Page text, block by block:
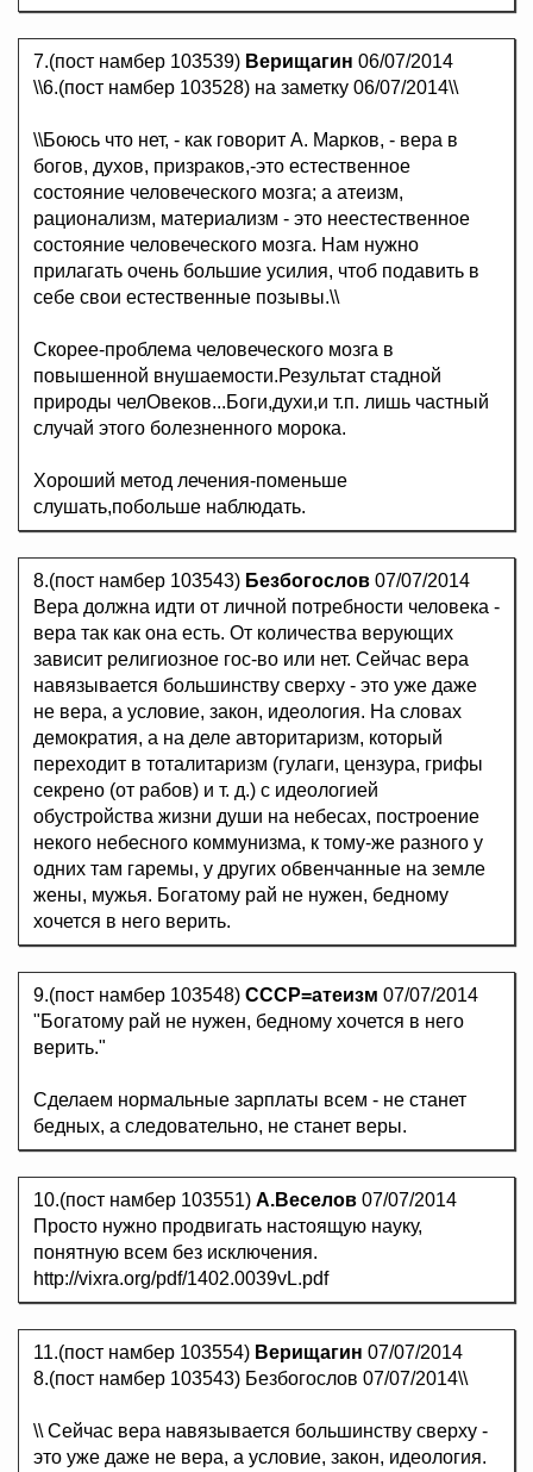
7.(пост намбер 103539) Верищагин 06/07/2014
\\6.(пост намбер 103528) на заметку 06/07/2014\\
\\Боюсь что нет, - как говорит А. Марков, - вера в
богов, духов, призраков,-это естественное
состояние человеческого мозга; а атеизм,
рационализм, материализм - это неестественное
состояние человеческого мозга. Нам нужно
прилагать очень большие усилия, чтоб подавить в
себе свои естественные позывы.\\
Скорее-проблема человеческого мозга в
повышенной внушаемости.Результат стадной
природы челОвеков...Боги,духи,и т.п. лишь частный
случай этого болезненного морока.
Хороший метод лечения-поменьше
слушать,побольше наблюдать.
8.(пост намбер 103543) Безбогослов 07/07/2014
Вера должна идти от личной потребности человека -
вера так как она есть. От количества верующих
зависит peлигиoзное гoc-вo или нет. Сейчас вера
навязывается большинству сверху - это уже даже
не вера, а условие, закон, идеология. На словах
дeмoкpaтия, а на деле авторитаризм, который
переходит в тоталитаризм (гулаги, цензура, грифы
ceкpeно (от paбов) и т. д.) с идеологией
обустройства жизни души на небесах, построение
некого небесного коммyнизма, к тому-же разного у
одних там гаремы, у других обвенчанные на земле
жены, мужья. Богатому рай не нужен, бедному
хочется в него верить.
9.(пост намбер 103548) СССР=атеизм 07/07/2014
"Богатому рай не нужен, бедному хочется в него
верить."
Сделаем нормальные зарплаты всем - не станет
бедных, а следовательно, не станет веры.
10.(пост намбер 103551) А.Веселов 07/07/2014
Просто нужно продвигать настоящую науку,
понятную всем без исключения.
http://vixra.org/pdf/1402.0039vL.pdf
11.(пост намбер 103554) Верищагин 07/07/2014
8.(пост намбер 103543) Безбогослов 07/07/2014\\
\\ Сейчас вера навязывается большинству сверху -
это уже даже не вера, а условие, закон, идеология.